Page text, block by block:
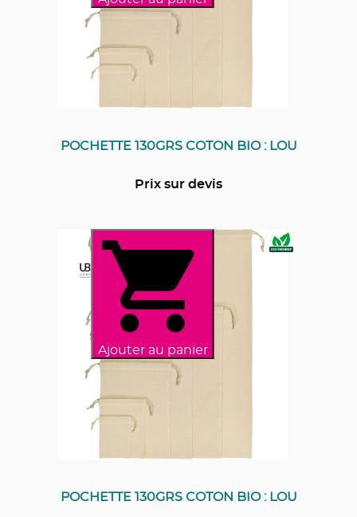
POCHETTE 130GRS COTON BIO : LOU
Prix sur devis
Ajouter au panier
POCHETTE 130GRS COTON BIO : LOU